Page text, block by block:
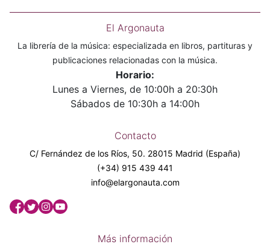
El Argonauta
La librería de la música: especializada en libros, partituras y
publicaciones relacionadas con la música.
Horario:
Lunes a Viernes, de 10:00h a 20:30h
Sábados de 10:30h a 14:00h
Contacto
C/ Fernández de los Ríos, 50. 28015 Madrid (España)
(+34) 915 439 441
info@elargonauta.com
Más información